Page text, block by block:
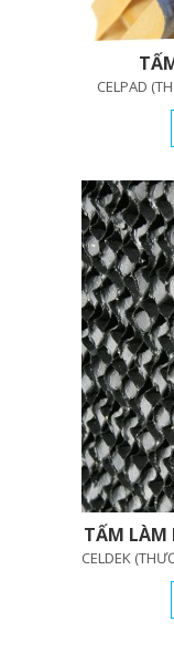
CELPAD
TẤM LÀM
CELDEK